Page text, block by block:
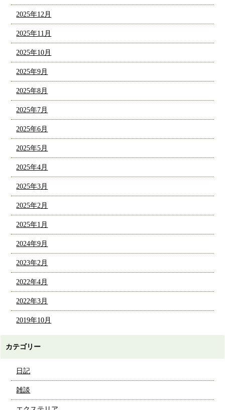
2025年12月
2025年11月
2025年10月
2025年9月
2025年8月
2025年7月
2025年6月
2025年5月
2025年4月
2025年3月
2025年2月
2025年1月
2024年9月
2023年2月
2022年4月
2022年3月
2019年10月
カテゴリー
日記
雑談